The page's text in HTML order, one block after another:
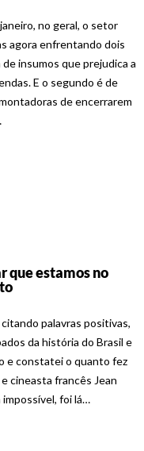
no geral, o setor
agora enfrentando dois
insumos que prejudica a
E o segundo é de
de encerrarem
que estamos no
palavras positivas,
da história do Brasil e
e constatei o quanto fez
cineasta francês Jean
impossível, foi lá…